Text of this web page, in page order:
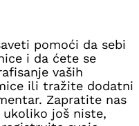
pomoći da sebi
i da ćete se
vaših
ili tražite dodatni
Zapratite nas
ukoliko još niste,